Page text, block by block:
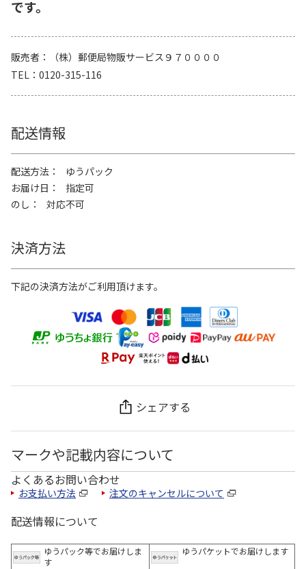
です。
販売者
（株）郵便局物販サービス９７００００
TEL
0120-315-116
配送情報
配送方法
ゆうパック
お届け日
指定可
のし
対応不可
決済方法
下記の決済方法がご利用頂けます。
シェアする
マークや記載内容について
よくあるお問い合わせ
お支払い方法 注文のキャンセルについて
配送情報について
ゆうパック等でお届けしま
す
ゆうパケットでお届けします